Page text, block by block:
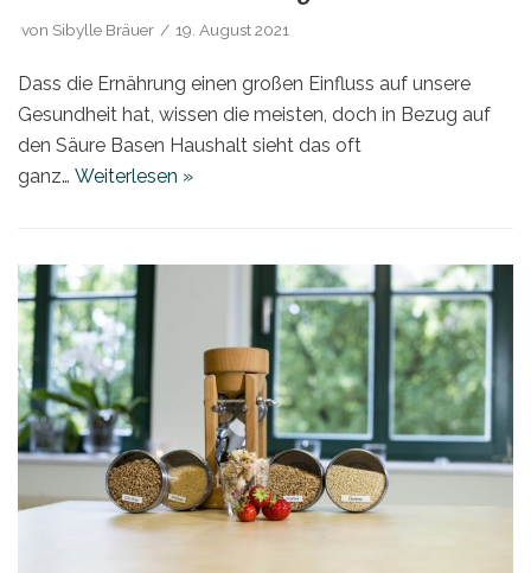
von Sibylle Bräuer 19. August 2021
Dass die Ernährung einen großen Einfluss auf unsere
Gesundheit hat, wissen die meisten, doch in Bezug auf
den Säure Basen Haushalt sieht das oft
ganz… Weiterlesen »